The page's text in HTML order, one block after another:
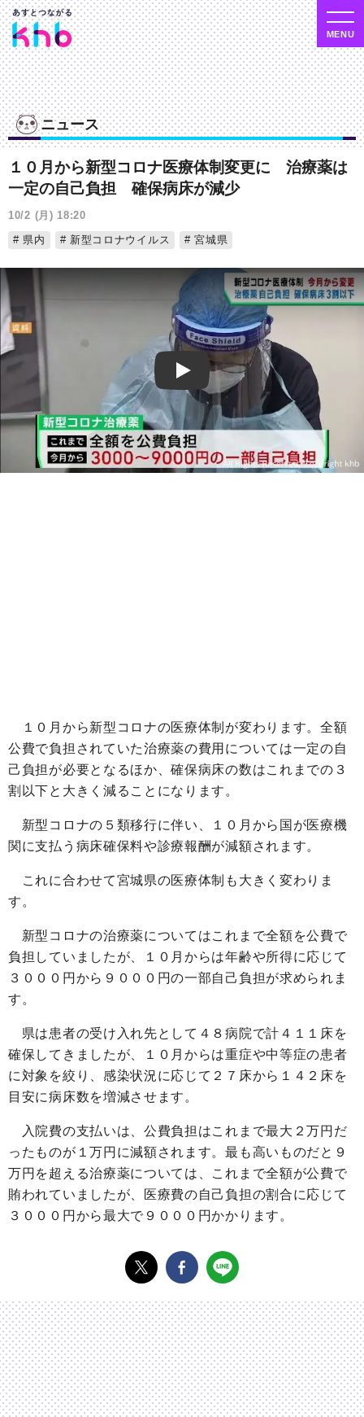
ニュース
１０月から新型コロナ医療体制変更に 治療薬は
一定の自己負担 確保病床が減少
10/2 (月) 18:20
県内
新型コロナウイルス 宮城県
Play
１０月から新型コロナの医療体制が変わります。全額
公費で負担されていた治療薬の費用については一定の自
己負担が必要となるほか、確保病床の数はこれまでの３
割以下と大きく減ることになります。
新型コロナの５類移行に伴い、１０月から国が医療機
関に支払う病床確保料や診療報酬が減額されます。
これに合わせて宮城県の医療体制も大きく変わりま
す。
新型コロナの治療薬についてはこれまで全額を公費で
負担していましたが、１０月からは年齢や所得に応じて
３０００円から９０００円の一部自己負担が求められま
す。
県は患者の受け入れ先として４８病院で計４１１床を
確保してきましたが、１０月からは重症や中等症の患者
に対象を絞り、感染状況に応じて２７床から１４２床を
目安に病床数を増減させます。
入院費の支払いは、公費負担はこれまで最大２万円だ
ったものが１万円に減額されます。最も高いものだと９
万円を超える治療薬については、これまで全額が公費で
賄われていましたが、医療費の自己負担の割合に応じて
３０００円から最大で９０００円かかります。